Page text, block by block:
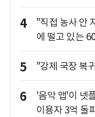
4
"직접 농사 안
에 떨고 있는
5 "강제 국장 복
6
'음악 앱'이 넷
이용자 3억 돌